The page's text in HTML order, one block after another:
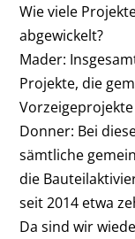
Wie viele
abgewickelt?
Mader:
Projekte, die
Donner: Bei
sämtliche
die
seit 2014 etwa
Da sind wir